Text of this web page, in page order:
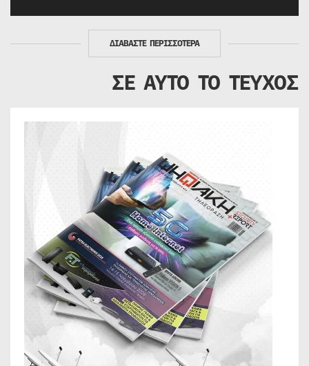
ΔΙΑΒΑΣΤΕ ΠΕΡΙΣΣΟΤΕΡΑ
ΣΕ ΑΥΤΟ ΤΟ ΤΕΥΧΟΣ